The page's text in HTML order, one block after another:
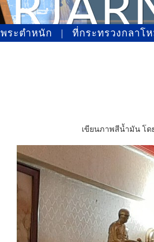
พระตำหนัก | ที่กระทรวงกลาโ
เขียนภาพสีน้ำมัน โด